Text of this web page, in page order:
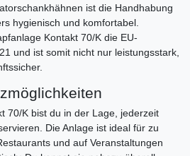
ist die Handhabung
hygienisch und komfortabel.
Kontakt 70/K die EU-
und ist somit nicht nur leistungsstark,
70/K bist du in der Lage, jederzeit
Die Anlage ist ideal für zu
und auf Veranstaltungen